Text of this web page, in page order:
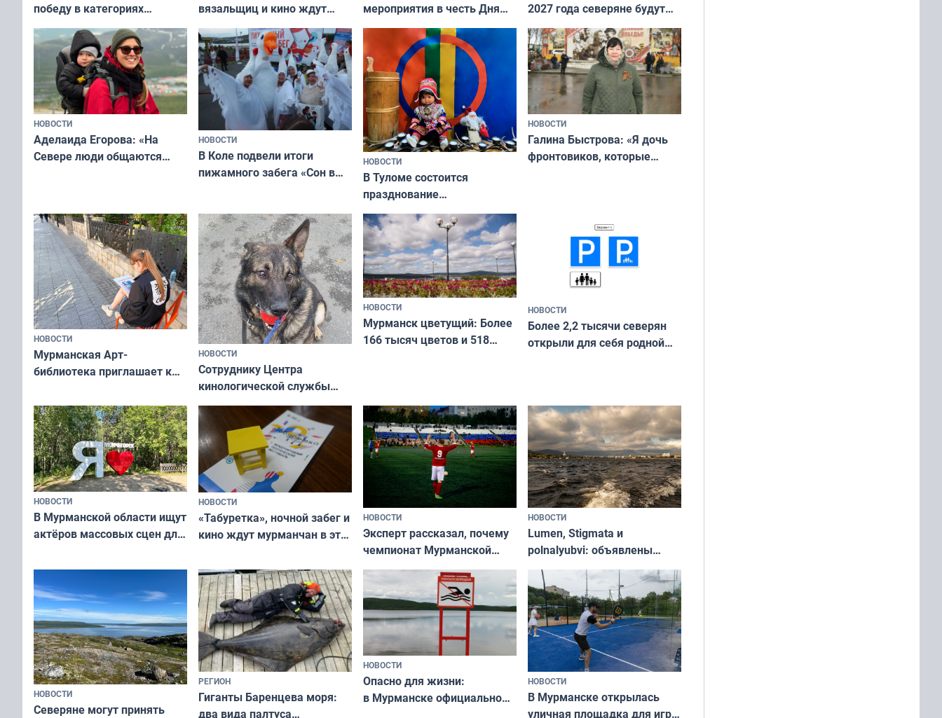
победу в категориях
всероссийского конкурса
«Мисс и Миссис Великая
Русь»
вязальщиц и кино ждут
мурманчан в эти выходные
мероприятия в честь Дня
физкультурника
2027 года северяне будут
отдыхать 11 дней
НОВОСТИ
Аделаида Егорова: «На
Севере люди общаются
НОВОСТИ
В Коле подвели итоги
пижамного забега «Сон в
НОВОСТИ
В Туломе состоится
празднование
Международного дня
коренных народов мира
НОВОСТИ
Галина Быстрова: «Я дочь
фронтовиков, которые
НОВОСТИ
Мурманская Арт-
библиотека приглашает к
и фотографов
НОВОСТИ
Сотруднику Центра
кинологической службы
ищут новый дом
НОВОСТИ
Мурманск цветущий: Более
166 тысяч цветов и 518
НОВОСТИ
Более 2,2 тысячи северян
открыли для себя родной
НОВОСТИ
В Мурманской области ищут
актёров массовых сцен для
короткометражном фильме
НОВОСТИ
«Табуретка», ночной забег и
кино ждут мурманчан в эти
НОВОСТИ
Эксперт рассказал, почему
чемпионат Мурманской
области по футболу остался
незамеченным
НОВОСТИ
Lumen, Stigmata и
polnalyubvi: объявлены
хедлайнеры фестиваля
«Имандра» в 2026 года
НОВОСТИ
Северяне могут принять
РЕГИОН
Гиганты Баренцева моря:
два вида палтуса
НОВОСТИ
Опасно для жизни:
в Мурманске официально
НОВОСТИ
В Мурманске открылась
уличная площадка для игры